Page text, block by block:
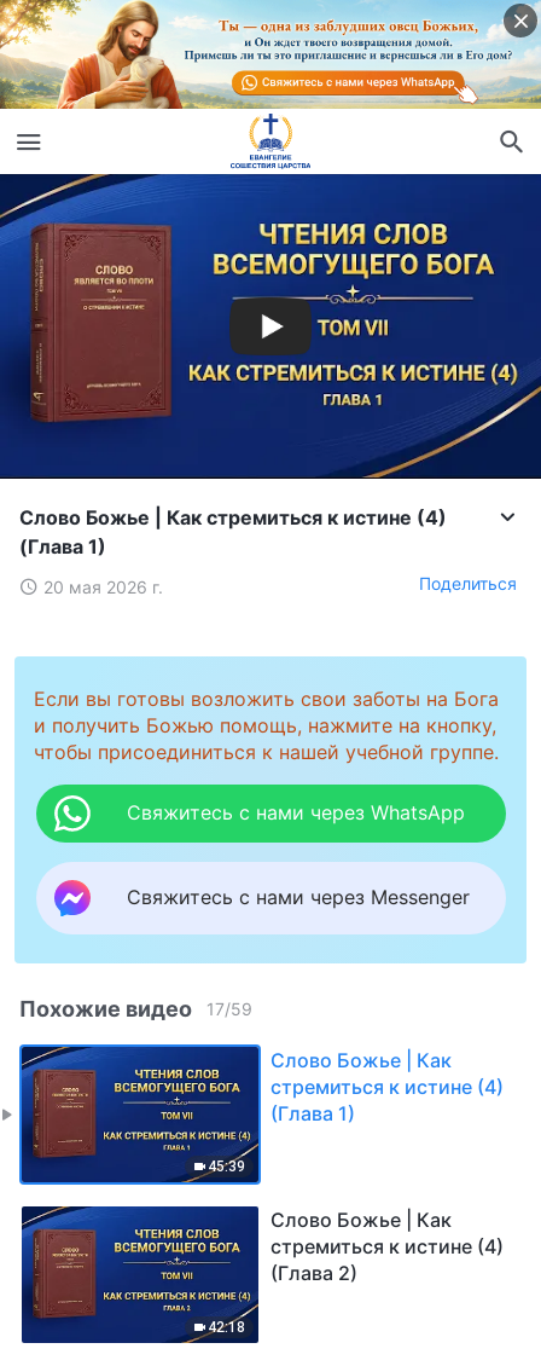
Слово Божье | Как стремиться к истине (4)
(Глава 1)
20 мая 2026 г. Поделиться
Если вы готовы возложить свои заботы на Бога
и получить Божью помощь, нажмите на кнопку,
чтобы присоединиться к нашей учебной группе.
Свяжитесь с нами через WhatsApp
Свяжитесь с нами через Messenger
Похожие видео 17/59
45:39
Слово Божье | Как
стремиться к истине (4)
(Глава 1)
42:18
Слово Божье | Как
стремиться к истине (4)
(Глава 2)